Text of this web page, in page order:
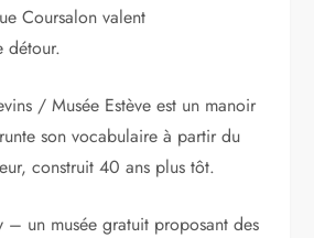
Coursalon valent
détour.
/ Musée Estève est un manoir
son vocabulaire à partir du
construit 40 ans plus tôt.
– un musée gratuit proposant des